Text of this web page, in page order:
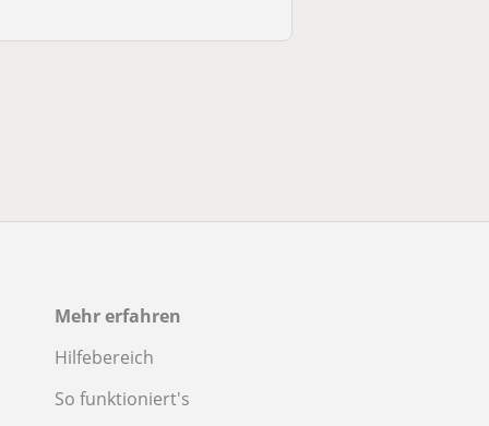
Mehr erfahren
Hilfebereich
So funktioniert's